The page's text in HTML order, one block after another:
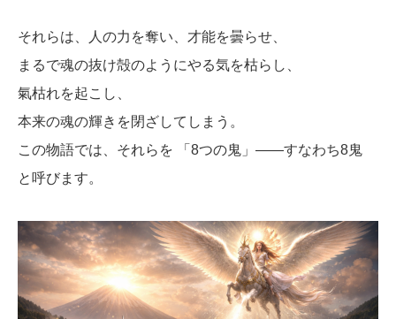
それらは、人の力を奪い、才能を曇らせ、
まるで魂の抜け殻のようにやる気を枯らし、
氣枯れを起こし、
本来の魂の輝きを閉ざしてしまう。
この物語では、それらを 「8つの鬼」――すなわち8鬼
と呼びます。